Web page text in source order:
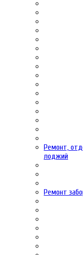
Ремонт,
лоджий
Ремонт